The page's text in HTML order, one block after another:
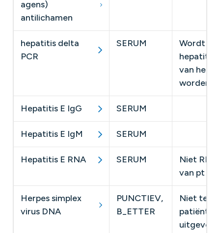
agens)
antilichamen
hepatitis delta
PCR
SERUM
​Wordt
hepatitis
van het
worden!
Hepatitis E IgG SERUM
Hepatitis E IgM SERUM
Hepatitis E RNA SERUM
​Niet
van pt
Herpes simplex
virus DNA
PUNCTIEV,
B_ETTER
Niet
patiënt